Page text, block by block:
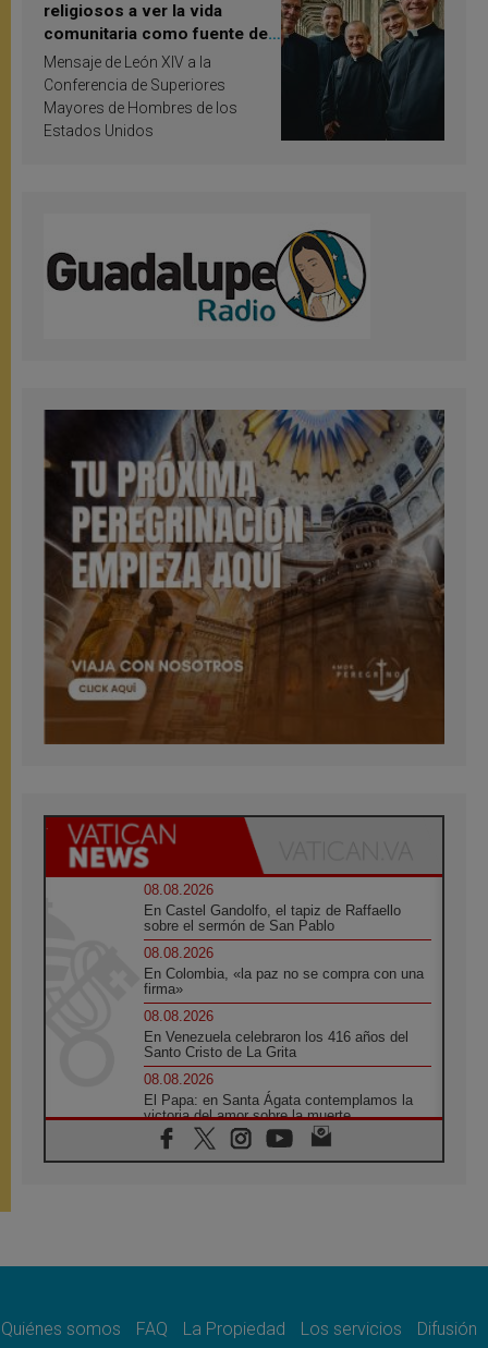
religiosos a ver la vida
comunitaria como fuente de
inspiración y santificación
Mensaje de León XIV a la
Conferencia de Superiores
Mayores de Hombres de los
Estados Unidos
08.08.2026
En Castel Gandolfo, el tapiz de Raffaello
sobre el sermón de San Pablo
08.08.2026
En Colombia, «la paz no se compra con una
firma»
08.08.2026
En Venezuela celebraron los 416 años del
Santo Cristo de La Grita
08.08.2026
El Papa: en Santa Ágata contemplamos la
victoria del amor sobre la muerte
08.08.2026
León XIV visitará el Santuario de la Madre
07.08.2026
07.08.2026
Quiénes somos FAQ La Propiedad Los servicios Difusión